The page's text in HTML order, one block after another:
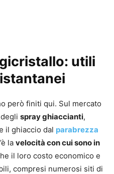
utili
però finiti qui. Sul mercato
spray ghiaccianti,
il ghiaccio dal parabrezza
la velocità con cui sono in
il loro costo economico e
compresi numerosi siti di